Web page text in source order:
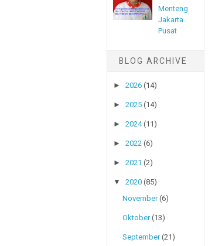
Menteng
Jakarta
Pusat
BLOG ARCHIVE
►2026 (14)
►2025 (14)
►2024 (11)
►2022 (6)
►2021 (2)
▼ 2020 (85)
November (6)
Oktober (13)
September (21)